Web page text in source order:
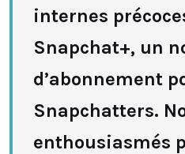
internes
Snapchat+, un
d’abonnement
Snapchatters.
enthousiasmés